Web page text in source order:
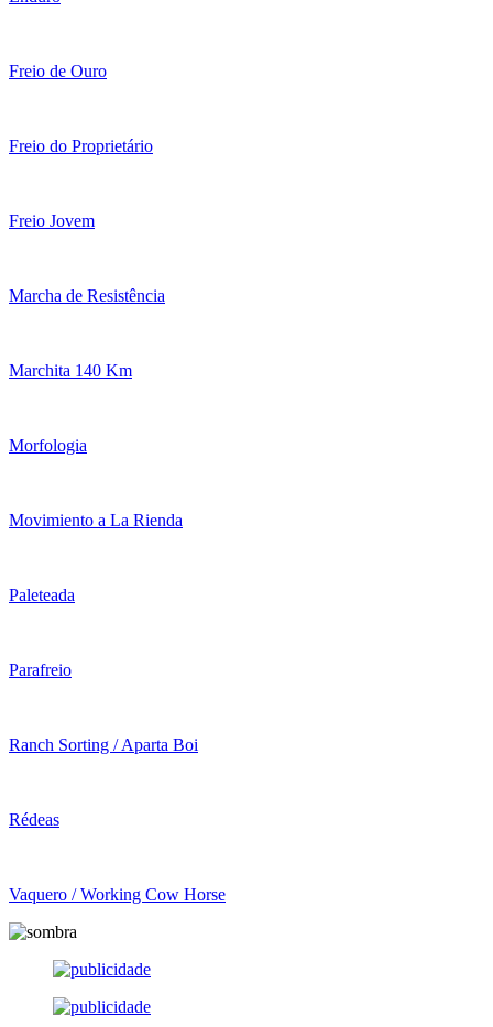
Freio de Ouro
Freio do Proprietário
Freio Jovem
Marcha de Resistência
Marchita 140 Km
Morfologia
Movimiento a La Rienda
Paleteada
Parafreio
Ranch Sorting / Aparta Boi
Rédeas
Vaquero / Working Cow Horse